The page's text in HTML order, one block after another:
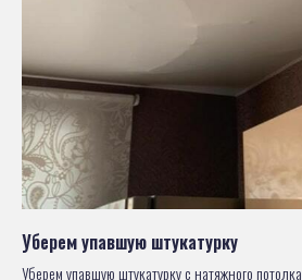
Уберем упавшую штукатурку
Уберем упавшую штукатурку с натяжного потолка